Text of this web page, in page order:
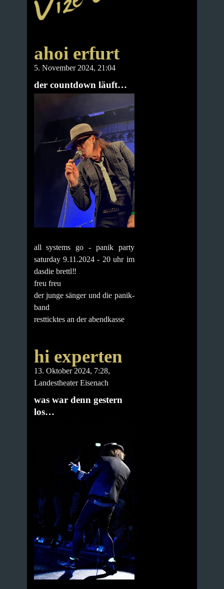
ahoi erfurt
5. November 2024, 21:04
der countdown läuft…
all systems go - panik party
saturday 9.11.2024 - 20 uhr im
dasdie brettl‼️
freu freu
der junge sänger und die panik-
band
restticktes an der abendkasse
hi experten
13. Oktober 2024, 7:28,
Landestheater Eisenach
was war denn gestern
los…